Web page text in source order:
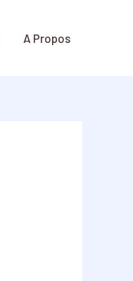
A Propos